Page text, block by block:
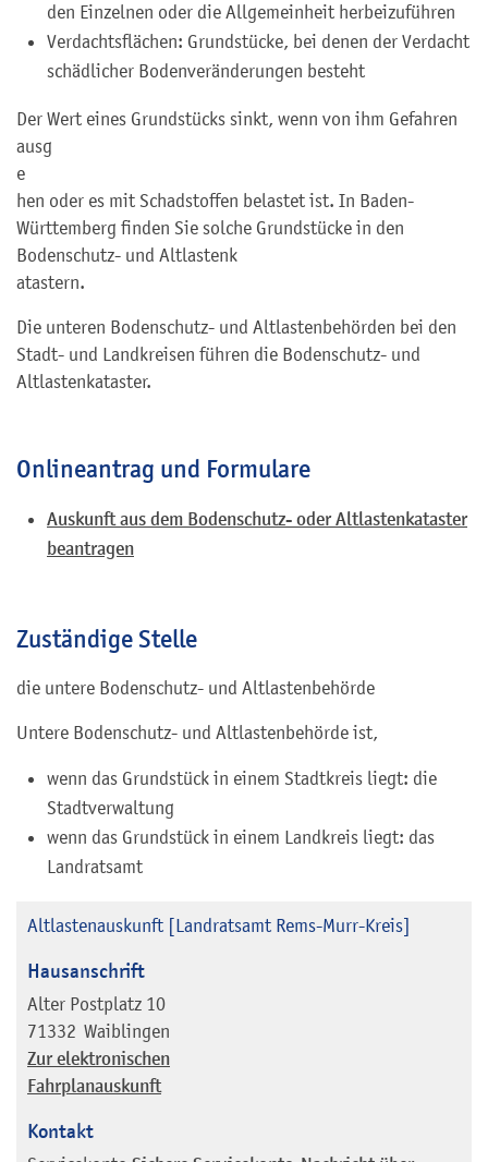
den Einzelnen oder die Allgemeinheit herbeizuführen
Verdachtsflächen: Grundstücke, bei denen der Verdacht
schädlicher Bodenveränderungen besteht
Der Wert eines Grundstücks sinkt, wenn von ihm Gefahren
ausg
e
hen oder es mit Schadstoffen belastet ist. In Baden-
Württemberg finden Sie solche Grundstücke in den
Bodenschutz- und Altlastenk
atastern.
Die unteren Bodenschutz- und Altlastenbehörden bei den
Stadt- und Landkreisen führen die Bodenschutz- und
Altlastenkataster.
Onlineantrag und Formulare
Auskunft aus dem Bodenschutz- oder Altlastenkataster
beantragen
Zuständige Stelle
die untere Bodenschutz- und Altlastenbehörde
Untere Bodenschutz- und Altlastenbehörde ist,
wenn das Grundstück in einem Stadtkreis liegt: die
Stadtverwaltung
wenn das Grundstück in einem Landkreis liegt: das
Landratsamt
Altlastenauskunft [Landratsamt Rems-Murr-Kreis]
Hausanschrift
Alter Postplatz 10
71332 Waiblingen
Zur elektronischen
Fahrplanauskunft
Kontakt